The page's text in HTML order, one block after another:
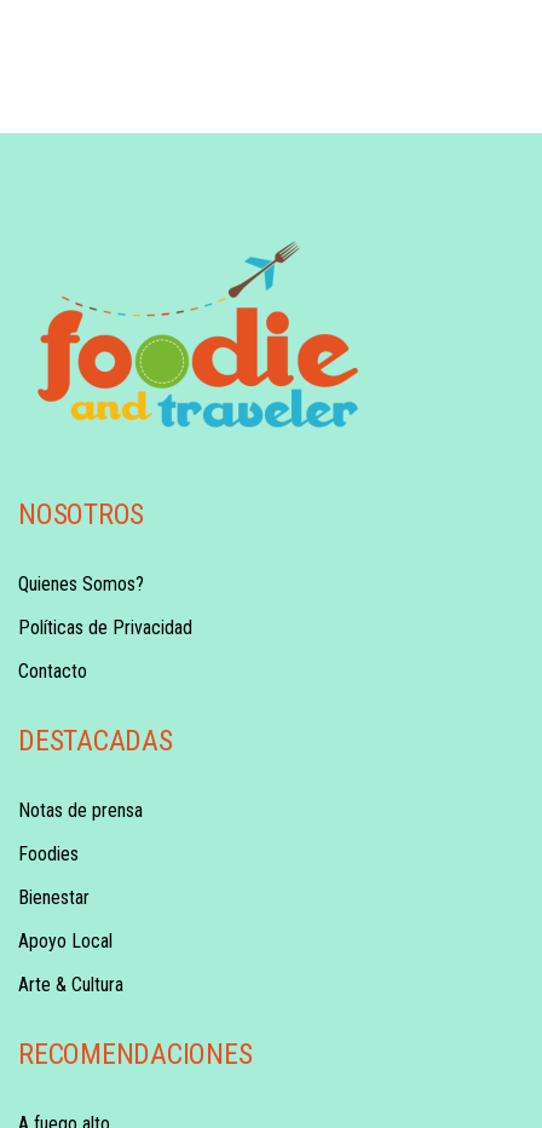
NOSOTROS
Quienes Somos?
Políticas de Privacidad
Contacto
DESTACADAS
Notas de prensa
Foodies
Bienestar
Apoyo Local
Arte & Cultura
RECOMENDACIONES